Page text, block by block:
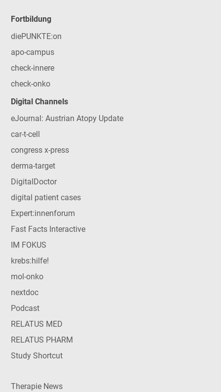
Fortbildung
diePUNKTE:on
apo-campus
check-innere
check-onko
Digital Channels
eJournal: Austrian Atopy Update
car-t-cell
congress x-press
derma-target
DigitalDoctor
digital patient cases
Expert:innenforum
Fast Facts Interactive
IM FOKUS
krebs:hilfe!
mol-onko
nextdoc
Podcast
RELATUS MED
RELATUS PHARM
Study Shortcut
Therapie News